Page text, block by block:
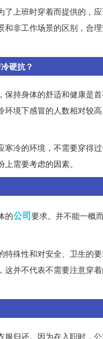
上班时穿着而提供的，
非工作场景的区别，合
硬抗？
持身体的舒适和健康是
境下感冒的人数相对较
冷的环境，不需要穿得
需要考虑的因素。
的公司要求。并不能一概
殊性和对安全、卫生的
并不代表不需要注意穿
归还。因为在入职时，